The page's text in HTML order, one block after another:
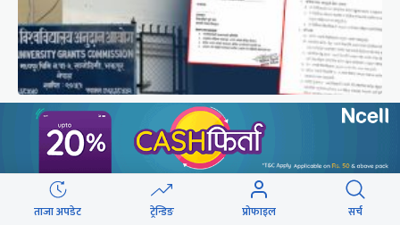
शैक्षिक क्रेडिट बैंक : विदेशमा अध्ययन पूरा नगरी फर्किए
नेपालमा निरन्तरता
ताजा अपडेट ट्रेन्डिङ प्रोफाइल सर्च